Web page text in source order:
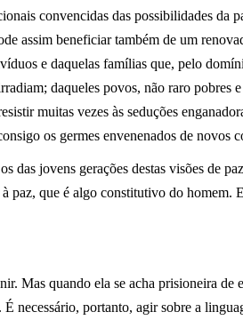
convencidas das possibilidades da
assim beneficiar também de um
e daquelas famílias que, pelo
daqueles povos, não raro pobres
muitas vezes às seduções
os germes envenenados de novos
das jovens gerações destas visões de
paz, que é algo constitutivo do homem.
Mas quando ela se acha prisioneira de
necessário, portanto, agir sobre a